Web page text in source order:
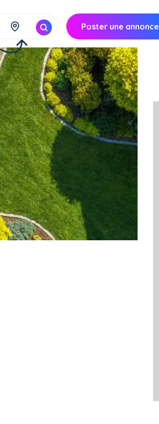
Poster une annonce